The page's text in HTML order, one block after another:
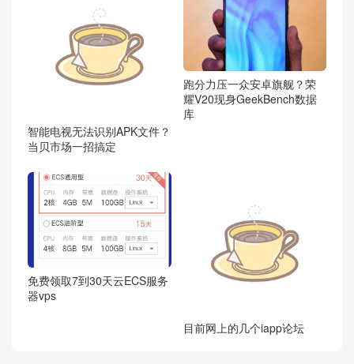
智能电视无法识别APK文件？
当贝市场一招搞定
跑分力压一众安卓旗舰？荣
耀V20现身GeekBench数据
库
免费领取7到30天云ECS服务
器vps
目前网上的几个iapp论坛